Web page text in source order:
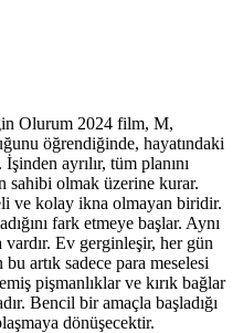
Olurum 2024 film, M,
öğrendiğinde, hayatındaki
ayrılır, tüm planını
sahibi olmak üzerine kurar.
ve kolay ikna olmayan biridir.
fark etmeye başlar. Aynı
Ev gerginleşir, her gün
artık sadece para meselesi
pişmanlıklar ve kırık bağlar
Bencil bir amaçla başladığı
dönüşecektir.